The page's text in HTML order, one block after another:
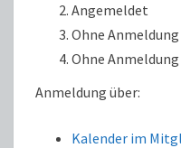
Angemeldet
Ohne
Ohne Anmeldung
Anmeldung über:
Kalender im